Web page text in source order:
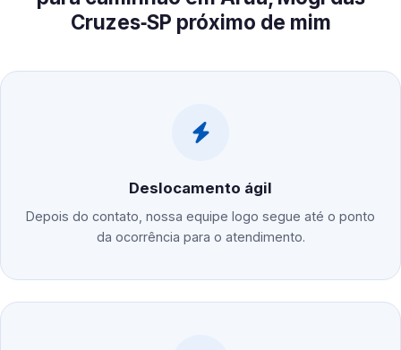
Cruzes‑SP próximo de mim
Deslocamento ágil
Depois do contato, nossa equipe logo segue até o ponto
da ocorrência para o atendimento.